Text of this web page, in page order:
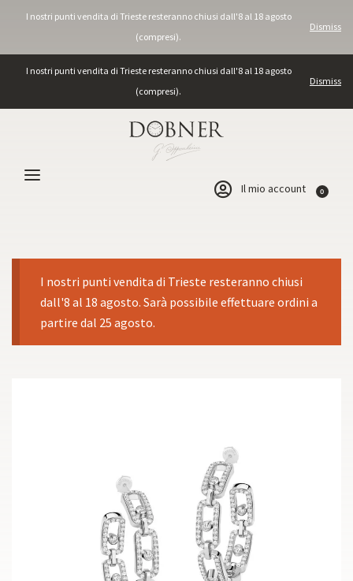
I nostri punti vendita di Trieste resteranno chiusi dall'8 al 18 agosto
(compresi).
Dismiss
I nostri punti vendita di Trieste resteranno chiusi dall'8 al 18 agosto
(compresi).
Dismiss
Il mio account 0
I nostri punti vendita di Trieste resteranno chiusi
dall'8 al 18 agosto. Sarà possibile effettuare ordini a
partire dal 25 agosto.